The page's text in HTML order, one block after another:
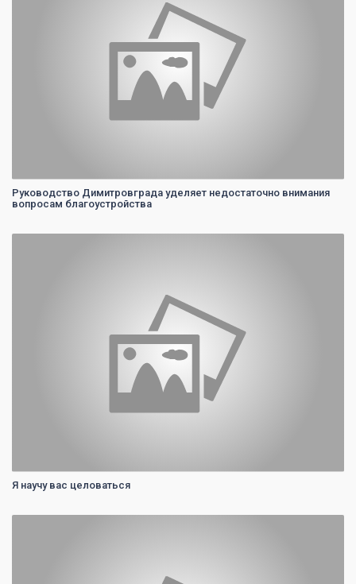
Руководство Димитровграда уделяет недостаточно внимания
вопросам благоустройства
Я научу вас целоваться